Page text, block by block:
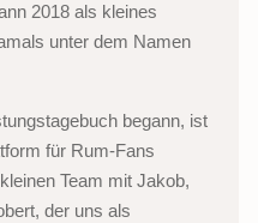
2018 als kleines
unter dem Namen
begann, ist
für Rum-Fans
Team mit Jakob,
der uns als